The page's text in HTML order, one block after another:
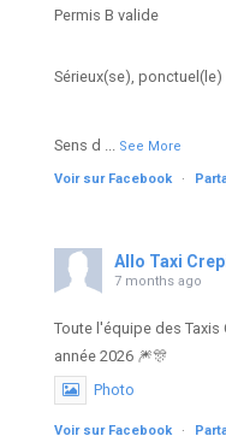
Permis B valide
Sérieux(se),
Sens d ... See More
Voir sur Facebook ·
Allo Taxi
7 months ago
Toute l'équipe des
année 2026 🎆🎊
Photo
Voir sur Facebook ·